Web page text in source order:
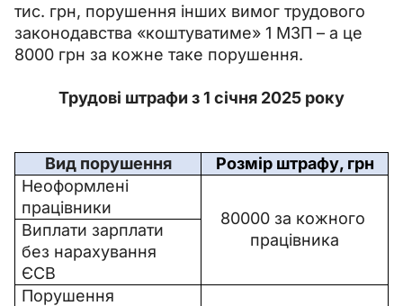
тис. грн, порушення інших вимог трудового
законодавства «коштуватиме» 1 МЗП – а це
8000 грн за кожне таке порушення.
Трудові штрафи з 1 січня 2025 року
Вид порушення
Розмір штрафу, грн
Неоформлені
працівники
80000 за кожного
працівника
Виплати зарплати
без нарахування
ЄСВ
Порушення